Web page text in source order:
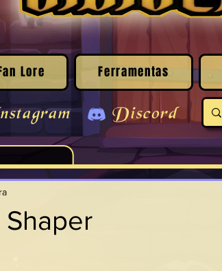
Lore Ferramentas
Discord